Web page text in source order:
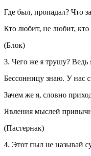
Где был, пропадал? Что
Кто любит, не любит, кто
(Блок)
3. Чего же я трушу? Ведь
Бессонницу знаю. У нас
Зачем же я, словно
Явления мыслей
(Пастернак)
4. Этот пыл не называй